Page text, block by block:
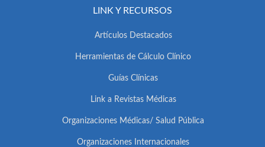
LINK Y RECURSOS
Artículos Destacados
Herramientas de Cálculo Clínico
Guías Clínicas
Link a Revistas Médicas
Organizaciones Médicas/ Salud Pública
Organizaciones Internacionales